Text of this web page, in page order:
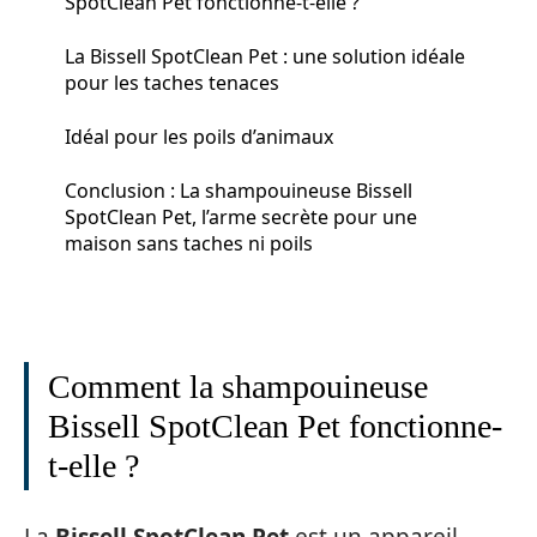
La Bissell SpotClean Pet : une solution idéale
pour les taches tenaces
Idéal pour les poils d’animaux
Conclusion : La shampouineuse Bissell
SpotClean Pet, l’arme secrète pour une
maison sans taches ni poils
Comment la shampouineuse
Bissell SpotClean Pet fonctionne-
t-elle ?